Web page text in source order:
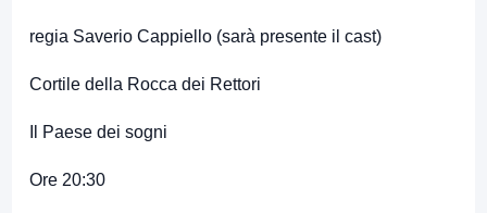
regia Saverio Cappiello (sarà presente il cast)
Cortile della Rocca dei Rettori
Il Paese dei sogni
Ore 20:30